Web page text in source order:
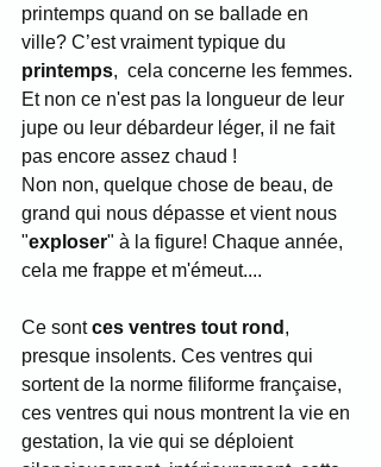
printemps quand on se ballade en
ville? C’est vraiment typique du
printemps,  cela concerne les femmes.
Et non ce n'est pas la longueur de leur
jupe ou leur débardeur léger, il ne fait
pas encore assez chaud !
Non non, quelque chose de beau, de
grand qui nous dépasse et vient nous
"exploser" à la figure! Chaque année,
cela me frappe et m'émeut....
Ce sont ces ventres tout rond ,
presque insolents. Ces ventres qui
sortent de la norme filiforme française,
ces ventres qui nous montrent la vie en
gestation, la vie qui se déploient